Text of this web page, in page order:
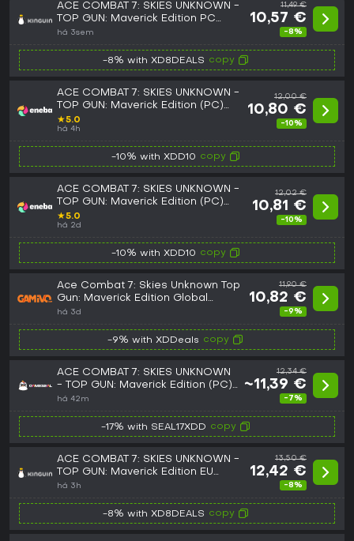
ACE COMBAT 7: SKIES UNKNOWN -
TOP GUN: Maverick Edition PC
Steam CD Key
há 3sem
11,49 €
10,57 €
-8%
-8% with XD8DEALS copy
ACE COMBAT 7: SKIES UNKNOWN -
TOP GUN: Maverick Edition (PC)
Steam Key GLOBAL
★5.0
há 4h
12,00 €
10,80 €
-10%
-10% with XDD10 copy
ACE COMBAT 7: SKIES UNKNOWN -
TOP GUN: Maverick Edition (PC)
Steam Key EUROPE
★5.0
há 2d
12,02 €
10,81 €
-10%
-10% with XDD10 copy
Ace Combat 7: Skies Unknown Top
Gun: Maverick Edition Global
(Steam)
há 3d
11,90 €
10,82 €
-9%
-9% with XDDeals copy
ACE COMBAT 7: SKIES UNKNOWN
- TOP GUN: Maverick Edition (PC)
Steam Key - GLOBAL
há 42m
12,34 €
~11,39 €
-7%
-17% with SEAL17XDD copy
ACE COMBAT 7: SKIES UNKNOWN -
TOP GUN: Maverick Edition EU
Steam CD Key
há 3h
13,50 €
12,42 €
-8%
-8% with XD8DEALS copy